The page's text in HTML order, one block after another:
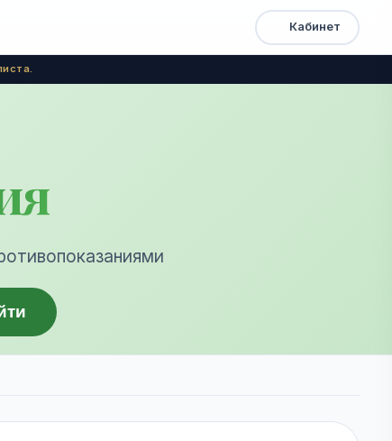
Открыть
меню
Быстрый
доступ
Кабинет